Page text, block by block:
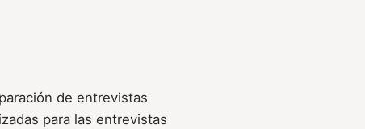
de entrevistas
para las entrevistas